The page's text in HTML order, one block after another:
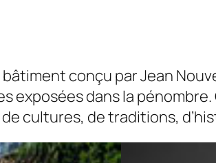
conçu par Jean
dans la pénombre.
de cultures, de traditions,